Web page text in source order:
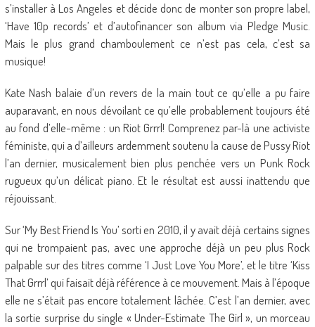
s’installer à Los Angeles et décide donc de monter son propre label,
‘Have 10p records’ et d’autofinancer son album via Pledge Music.
Mais le plus grand chamboulement ce n’est pas cela, c’est sa
musique!
Kate Nash balaie d’un revers de la main tout ce qu’elle a pu faire
auparavant, en nous dévoilant ce qu’elle probablement toujours été
au fond d’elle-même : un Riot Grrrl! Comprenez par-là une activiste
féministe, qui a d’ailleurs ardemment soutenu la cause de Pussy Riot
l’an dernier, musicalement bien plus penchée vers un Punk Rock
rugueux qu’un délicat piano. Et le résultat est aussi inattendu que
réjouissant.
Sur ‘My Best Friend Is You’ sorti en 2010, il y avait déjà certains signes
qui ne trompaient pas, avec une approche déjà un peu plus Rock
palpable sur des titres comme ‘I Just Love You More’, et le titre ‘Kiss
That Grrrl’ qui faisait déjà référence à ce mouvement. Mais à l’époque
elle ne s’était pas encore totalement lâchée. C’est l’an dernier, avec
la sortie surprise du single « Under-Estimate The Girl », un morceau